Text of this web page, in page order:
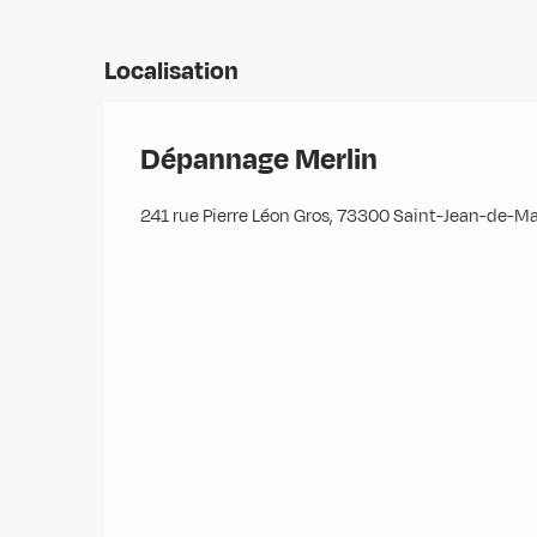
Localisation
Dépannage Merlin
241 rue Pierre Léon Gros, 73300 Saint-Jean-de-